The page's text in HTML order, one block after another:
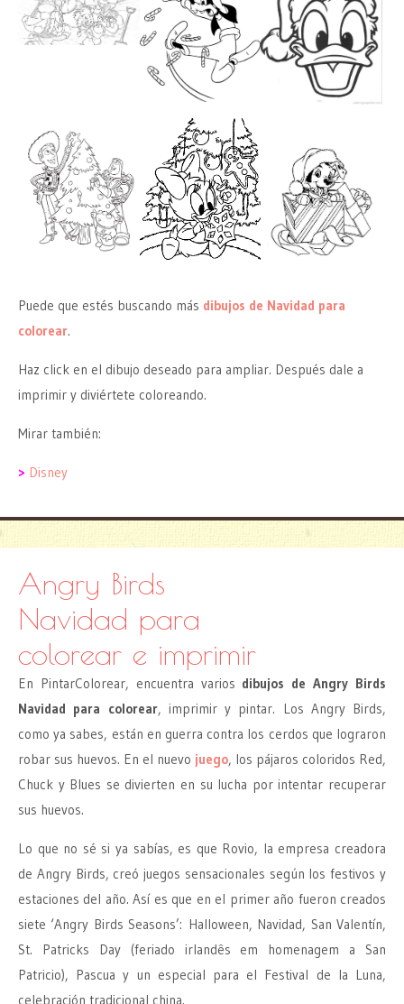
Puede que estés buscando más dibujos de Navidad para
colorear.
Haz click en el dibujo deseado para ampliar. Después dale a
imprimir y diviértete coloreando.
Mirar también:
> Disney
Angry Birds
Navidad para
colorear e imprimir
En PintarColorear, encuentra varios dibujos de Angry Birds
Navidad para colorear, imprimir y pintar. Los Angry Birds,
como ya sabes, están en guerra contra los cerdos que lograron
robar sus huevos. En el nuevo juego, los pájaros coloridos Red,
Chuck y Blues se divierten en su lucha por intentar recuperar
sus huevos.
Lo que no sé si ya sabías, es que Rovio, la empresa creadora
de Angry Birds, creó juegos sensacionales según los festivos y
estaciones del año. Así es que en el primer año fueron creados
siete ‘Angry Birds Seasons’: Halloween, Navidad, San Valentín,
St. Patricks Day (feriado irlandês em homenagem a San
Patricio), Pascua y un especial para el Festival de la Luna,
celebración tradicional china.